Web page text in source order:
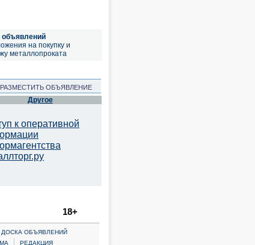
объявлений
на покупку и
металлопроката
РАЗМЕСТИТЬ ОБЪЯВЛЕНИЕ
Другое
к оперативной
18+
ДОСКА ОБЪЯВЛЕНИЙ
| РЕДАКЦИЯ